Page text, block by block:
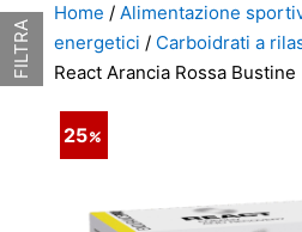
Home / Alimentazione
energetici / Carboidrati a
React Arancia Rossa Bustine
25
FILTRA